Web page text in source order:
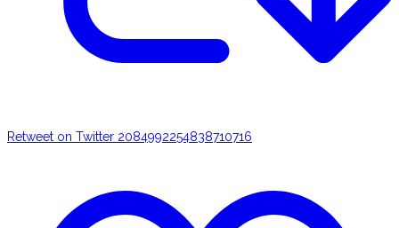
Retweet on Twitter 2084992254838710716